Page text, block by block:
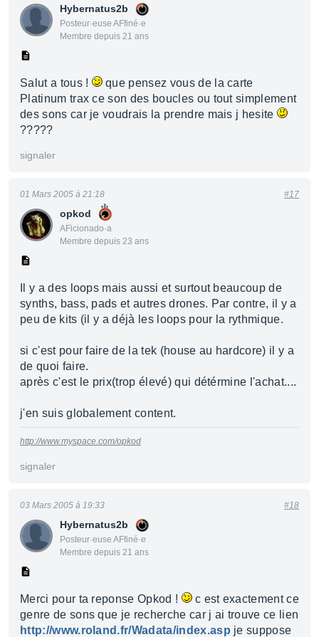
Hybernatus2b
Posteur·euse AFfiné·e
Membre depuis 21 ans
Salut a tous !
que pensez vous de la carte
Platinum trax ce son des boucles ou tout simplement
des sons car je voudrais la prendre mais j hesite
?????
signaler
opkod
AFicionado·a
Membre depuis 23 ans
01 Mars 2005 à 21:18 #17
Il y a des loops mais aussi et surtout beaucoup de
synths, bass, pads et autres drones. Par contre, il y a
peu de kits (il y a déjà les loops pour la rythmique.
si c'est pour faire de la tek (house au hardcore) il y a
de quoi faire.
après c'est le prix(trop élevé) qui détérmine l'achat....
j'en suis globalement content.
http://www.myspace.com/opkod
signaler
Hybernatus2b
Posteur·euse AFfiné·e
Membre depuis 21 ans
03 Mars 2005 à 19:33 #18
Merci pour ta reponse Opkod !
c est exactement ce
genre de sons que je recherche car j ai trouve ce lien
http://www.roland.fr/Wadata/index.asp je suppose